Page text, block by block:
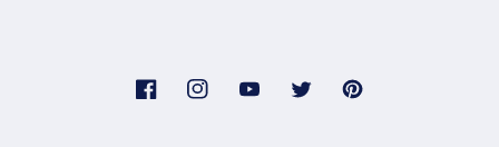
FacebookInstagramYouTubeTwitter Pinterest